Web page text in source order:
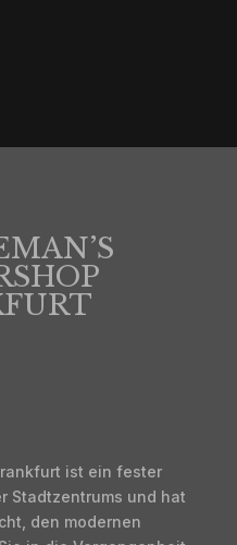
ist ein fester
Stadtzentrums und hat
den modernen